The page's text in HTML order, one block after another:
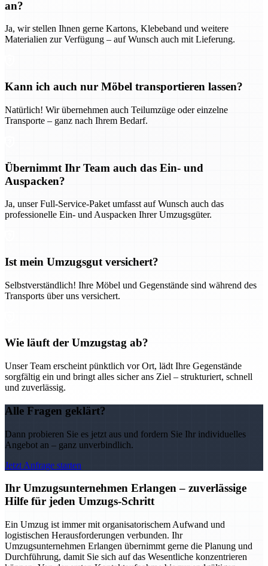
an?
Ja, wir stellen Ihnen gerne Kartons, Klebeband und weitere
Materialien zur Verfügung – auf Wunsch auch mit Lieferung.
Kann ich auch nur Möbel transportieren lassen?
Natürlich! Wir übernehmen auch Teilumzüge oder einzelne
Transporte – ganz nach Ihrem Bedarf.
Übernimmt Ihr Team auch das Ein- und
Auspacken?
Ja, unser Full-Service-Paket umfasst auf Wunsch auch das
professionelle Ein- und Auspacken Ihrer Umzugsgüter.
Ist mein Umzugsgut versichert?
Selbstverständlich! Ihre Möbel und Gegenstände sind während des
Transports über uns versichert.
Wie läuft der Umzugstag ab?
Unser Team erscheint pünktlich vor Ort, lädt Ihre Gegenstände
sorgfältig ein und bringt alles sicher ans Ziel – strukturiert, schnell
und zuverlässig.
Alle Fragen geklärt?
Dann probieren Sie es jetzt aus und fordern Sie Ihr individuelles
Angebot an – ganz unverbindlich.
Jetzt Anfrage starten
Ihr Umzugsunternehmen Erlangen – zuverlässige
Hilfe für jeden Umzugs-Schritt
Ein Umzug ist immer mit organisatorischem Aufwand und
logistischen Herausforderungen verbunden. Ihr
Umzugsunternehmen Erlangen übernimmt gerne die Planung und
Durchführung, damit Sie sich auf das Wesentliche konzentrieren